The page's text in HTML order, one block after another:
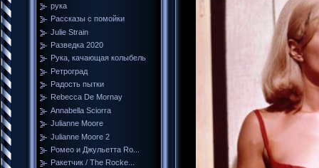
рука
Рассказы с помойки
Julie Strain
Разведка 2020
Рука, качающая колыбель
Ретроград
Радость пытки
Rebecca De Mornay
Annabella Sciorra
Julianne Moore
Julianne Moore 2
Ромео и Джульетта Ro...
Ракетчик / The Rocke...